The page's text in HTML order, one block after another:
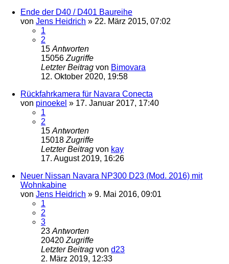
Ende der D40 / D401 Baureihe
von Jens Heidrich » 22. März 2015, 07:02
1
2
15 Antworten
15056 Zugriffe
Letzter Beitrag von Bimovara
12. Oktober 2020, 19:58
Rückfahrkamera für Navara Conecta
von pinoekel » 17. Januar 2017, 17:40
1
2
15 Antworten
15018 Zugriffe
Letzter Beitrag von kay
17. August 2019, 16:26
Neuer Nissan Navara NP300 D23 (Mod. 2016) mit
Wohnkabine
von Jens Heidrich » 9. Mai 2016, 09:01
1
2
3
23 Antworten
20420 Zugriffe
Letzter Beitrag von d23
2. März 2019, 12:33